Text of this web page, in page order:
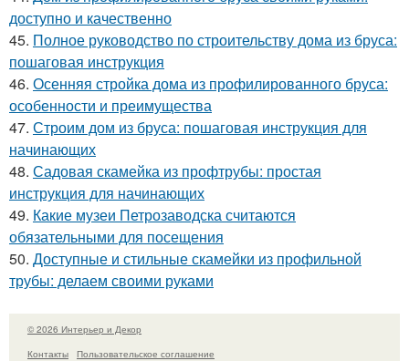
доступно и качественно
45. Полное руководство по строительству дома из бруса:
пошаговая инструкция
46. Осенняя стройка дома из профилированного бруса:
особенности и преимущества
47. Строим дом из бруса: пошаговая инструкция для
начинающих
48. Садовая скамейка из профтрубы: простая
инструкция для начинающих
49. Какие музеи Петрозаводска считаются
обязательными для посещения
50. Доступные и стильные скамейки из профильной
трубы: делаем своими руками
© 2026 Интерьер и Декор
Контакты
Пользовательское соглашение